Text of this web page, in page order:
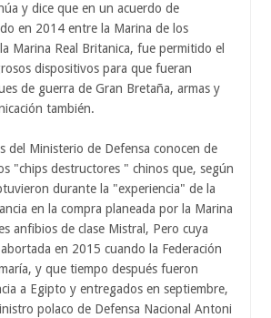
y dice que en un acuerdo de
en 2014 entre la Marina de los
Marina Real Britanica, fue permitido el
dispositivos para que fueran
de guerra de Gran Bretaña, armas y
también.
del Ministerio de Defensa conocen de
"chips destructores " chinos que, según
durante la "experiencia" de la
en la compra planeada por la Marina
anfibios de clase Mistral, Pero cuya
en 2015 cuando la Federación
y que tiempo después fueron
a Egipto y entregados en septiembre,
polaco de Defensa Nacional Antoni